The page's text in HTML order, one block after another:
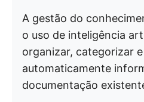
A gestão do
o uso de inteligência
organizar, categorizar
automaticamente
documentação